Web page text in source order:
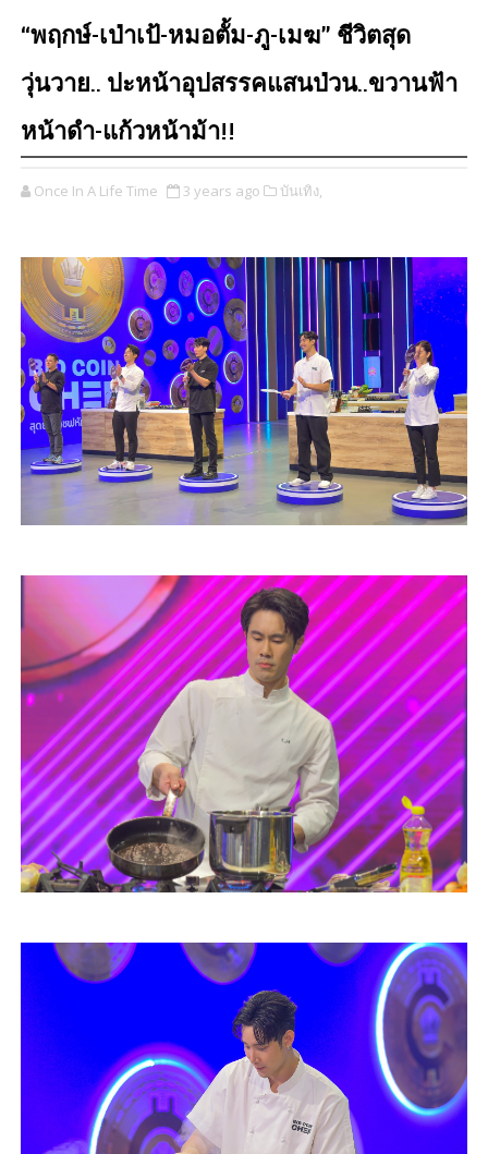
“พฤกษ์-เป่าเป้-หมอตั้ม-ภู-เมฆ” ชีวิตสุด
วุ่นวาย.. ปะหน้าอุปสรรคแสนป่วน..ขวานฟ้า
หน้าดำ-แก้วหน้าม้า!!
Once In A Life Time 3 years ago บันเทิง,